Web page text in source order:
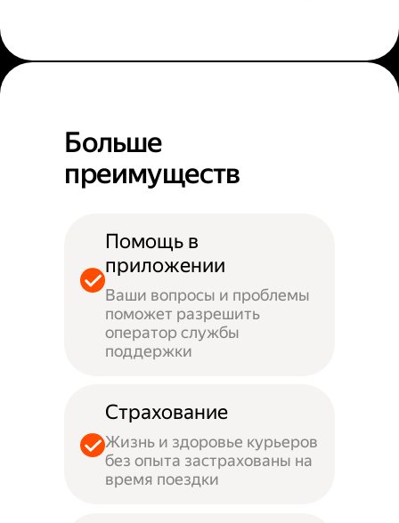
Больше
преимуществ
Помощь в
приложении
Ваши вопросы и проблемы
поможет разрешить
оператор службы
поддержки
Страхование
Жизнь и здоровье курьеров
без опыта застрахованы на
время поездки